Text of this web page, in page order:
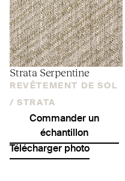
Strata Serpentine
REVÊTEMENT DE SOL
/ STRATA
Commander un
échantillon
Télécharger photo